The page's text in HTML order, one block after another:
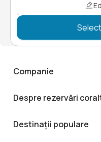
Companie
Despre rezervări
Destinații populare